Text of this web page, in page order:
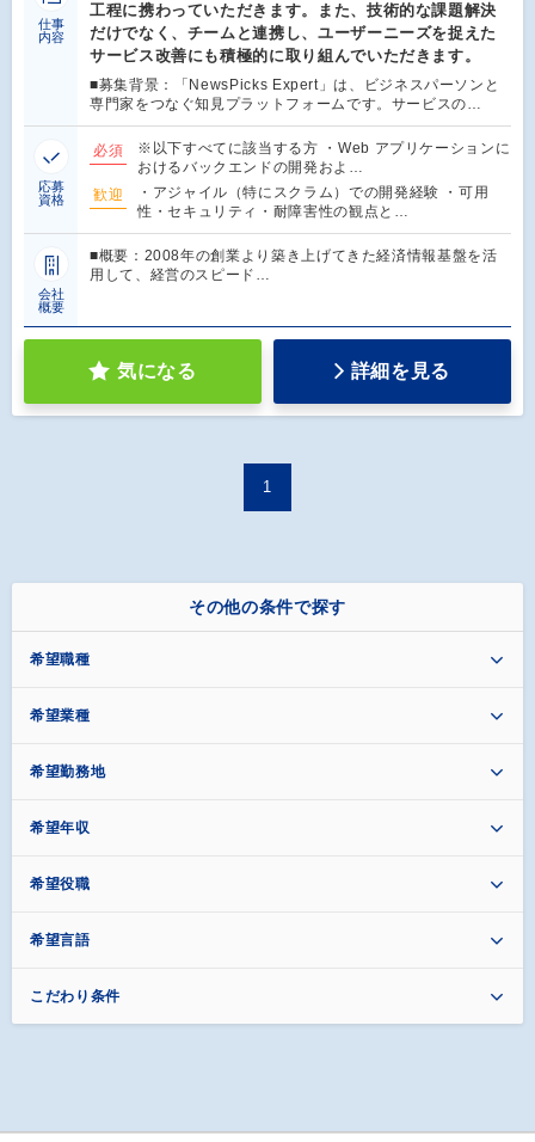
仕事
内容
工程に携わっていただきます。また、技術的な課題解決
だけでなく、チームと連携し、ユーザーニーズを捉えた
サービス改善にも積極的に取り組んでいただきます。
■募集背景：「NewsPicks Expert」は、ビジネスパーソンと
専門家をつなぐ知見プラットフォームです。サービスの…
応募
資格
必須
※以下すべてに該当する方 ・Web アプリケーションに
おけるバックエンドの開発およ…
歓迎
・アジャイル（特にスクラム）での開発経験 ・可用
性・セキュリティ・耐障害性の観点と…
会社
概要
■概要：2008年の創業より築き上げてきた経済情報基盤を活
用して、経営のスピード…
気になる 詳細を見る
1
その他の条件で探す
希望職種
希望業種
希望勤務地
希望年収
希望役職
希望言語
こだわり条件